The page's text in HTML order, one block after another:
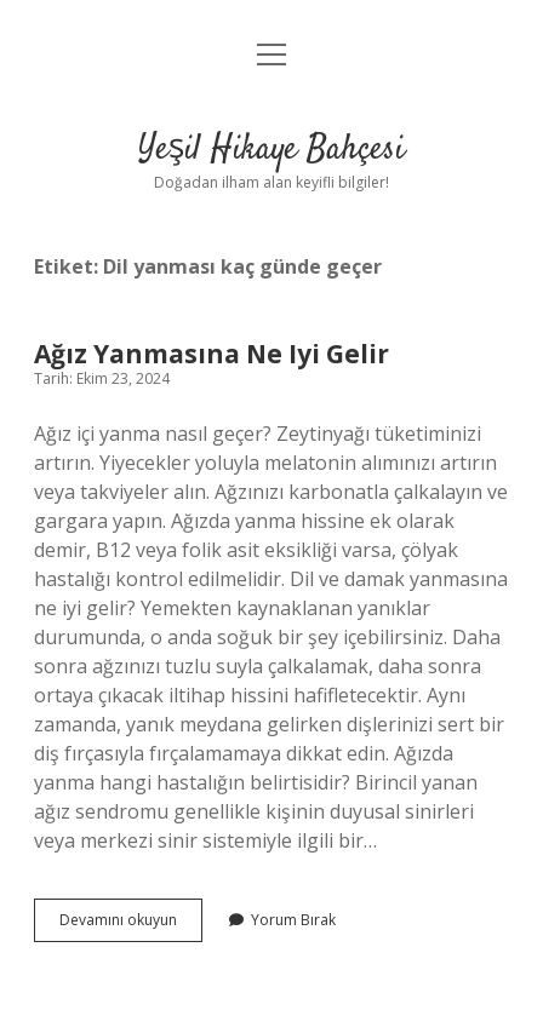
Anasayfa
Yasal Uyarı
menüyü
Yeşil Hikaye Bahçesi
Doğadan ilham alan keyifli bilgiler!
Etiket: Dil yanması kaç günde geçer
Ağız Yanmasına Ne Iyi Gelir
Tarih: Ekim 23, 2024
Ağız içi yanma nasıl geçer? Zeytinyağı tüketiminizi
artırın. Yiyecekler yoluyla melatonin alımınızı artırın
veya takviyeler alın. Ağzınızı karbonatla çalkalayın ve
gargara yapın. Ağızda yanma hissine ek olarak
demir, B12 veya folik asit eksikliği varsa, çölyak
hastalığı kontrol edilmelidir. Dil ve damak yanmasına
ne iyi gelir? Yemekten kaynaklanan yanıklar
durumunda, o anda soğuk bir şey içebilirsiniz. Daha
sonra ağzınızı tuzlu suyla çalkalamak, daha sonra
ortaya çıkacak iltihap hissini hafifletecektir. Aynı
zamanda, yanık meydana gelirken dişlerinizi sert bir
diş fırçasıyla fırçalamamaya dikkat edin. Ağızda
yanma hangi hastalığın belirtisidir? Birincil yanan
ağız sendromu genellikle kişinin duyusal sinirleri
veya merkezi sinir sistemiyle ilgili bir…
Devamını okuyun
Yanmasına
Yorum Bırak